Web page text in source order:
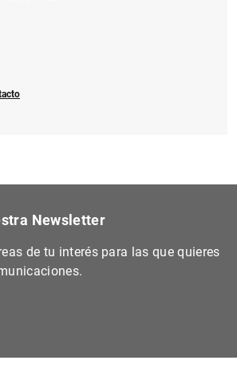
Newsletter
de tu interés para las que quieres